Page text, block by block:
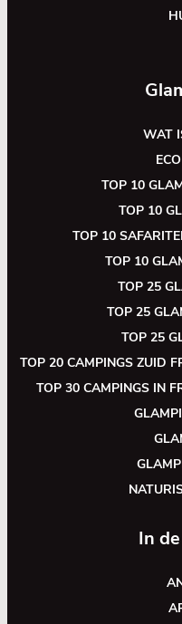
WAT
TOP 10
TOP 10
TOP 10
TOP 10
TOP 25
TOP 25
TOP 25
TOP 20 CAMPINGS ZUID
TOP 30 CAMPINGS IN
In